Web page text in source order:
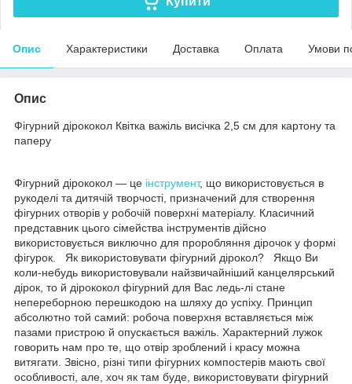
Опис Характеристики Доставка Оплата Умови
Опис
Фігурний дірококол Квітка важіль висічка 2,5 см для картону та
паперу
Фігурний дірококол — це інструмент, що використовується в
рукоделі та дитячій творчості, призначений для створення
фігурних отворів у робочій поверхні матеріалу. Класичний
представник цього сімейства інструментів дійсно
використовується виключно для проробляння дірочок у формі
фігурок. Як використовувати фігурний дірокол? Якщо Ви
коли-небудь використовували найзвичайніший канцелярський
дірок, то й дірококол фігурний для Вас ледь-лі стане
непереборною перешкодою на шляху до успіху. Принцип
абсолютно той самий: робоча поверхня вставляється між
пазами пристрою й опускається важіль. Характерний лужок
говорить нам про те, що отвір зроблений і красу можна
витягати. Звісно, різні типи фігурних компостерів мають свої
особливості, але, хоч як там буде, використовувати фігурний